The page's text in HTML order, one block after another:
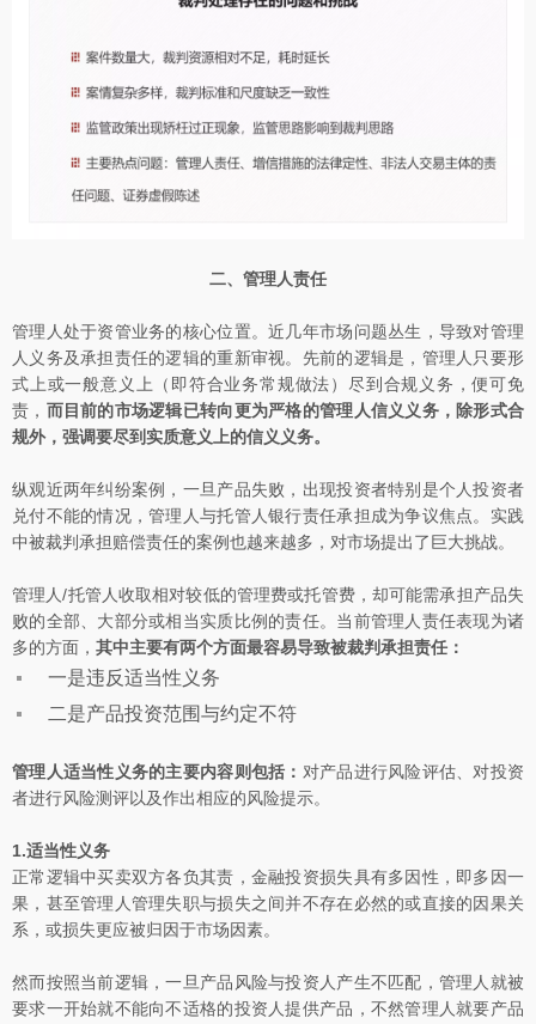
二、管理人责任
管理人处于资管业务的核心位置。近几年市场问题丛生，导致对管理
人义务及承担责任的逻辑的重新审视。先前的逻辑是，管理人只要形
式上或一般意义上（即符合业务常规做法）尽到合规义务，便可免
责， 而目前的市场逻辑已转向更为严格的管理人信义义务，除形式合
规外，强调要尽到实质意义上的信义义务。
纵观近两年纠纷案例，一旦产品失败，出现投资者特别是个人投资者
兑付不能的情况，管理人与托管人银行责任承担成为争议焦点。实践
中被裁判承担赔偿责任的案例也越来越多，对市场提出了巨大挑战。
管理人/托管人收取相对较低的管理费或托管费，却可能需承担产品失
败的全部、大部分或相当实质比例的责任。当前管理人责任表现为诸
多的方面， 其中主要有两个方面最容易导致被裁判承担责任：
一是违反适当性义务
二是产品投资范围与约定不符
管理人适当性义务的主要内容则包括： 对产品进行风险评估、对投资
者进行风险测评以及作出相应的风险提示。
1.适当性义务
正常逻辑中买卖双方各负其责，金融投资损失具有多因性，即多因一
果，甚至管理人管理失职与损失之间并不存在必然的或直接的因果关
系，或损失更应被归因于市场因素。
然而按照当前逻辑，一旦产品风险与投资人产生不匹配，管理人就被
要求一开始就不能向不适格的投资人提供产品，不然管理人就要产品